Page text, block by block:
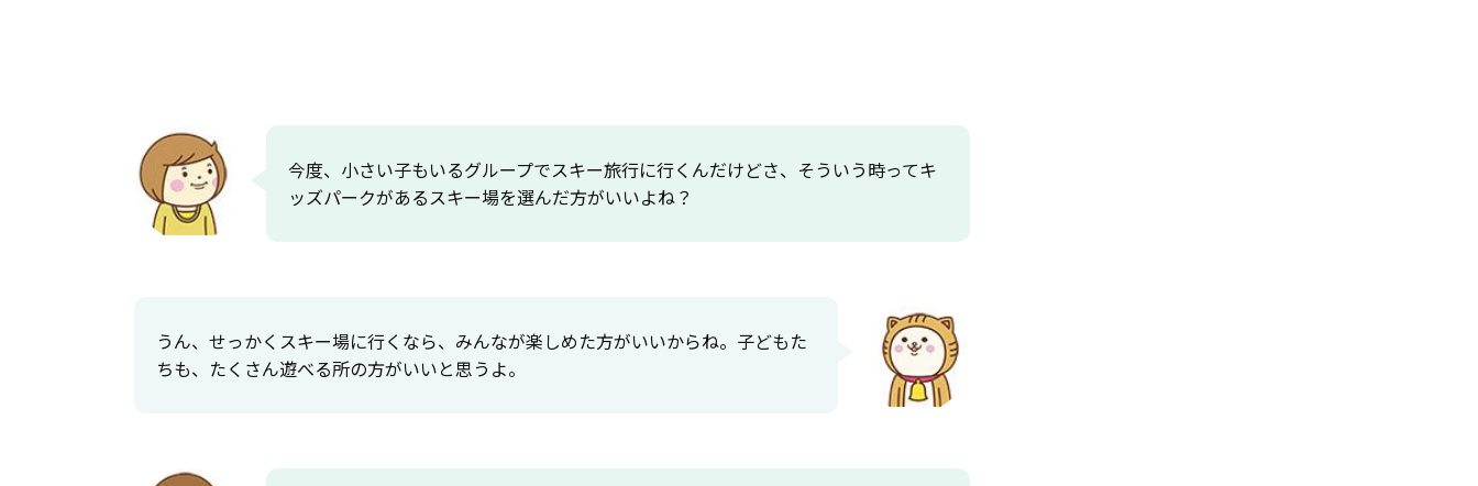
今度、小さい子もいるグループでスキー旅行に行くんだけどさ、そういう時ってキ
ッズパークがあるスキー場を選んだ方がいいよね？
うん、せっかくスキー場に行くなら、みんなが楽しめた方がいいからね。子どもた
ちも、たくさん遊べる所の方がいいと思うよ。